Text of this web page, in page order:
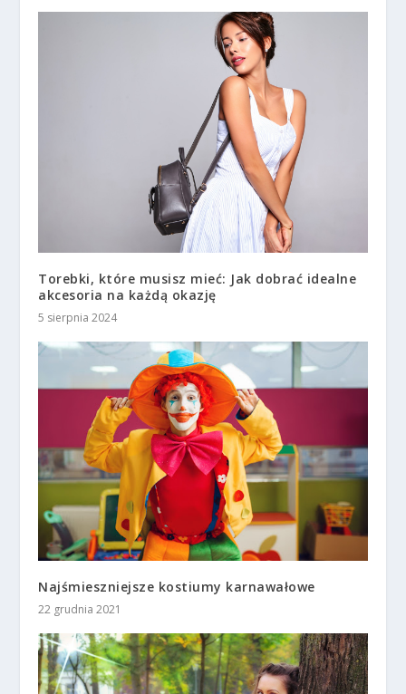
Torebki, które musisz mieć: Jak dobrać idealne
akcesoria na każdą okazję
5 sierpnia 2024
Najśmieszniejsze kostiumy karnawałowe
22 grudnia 2021